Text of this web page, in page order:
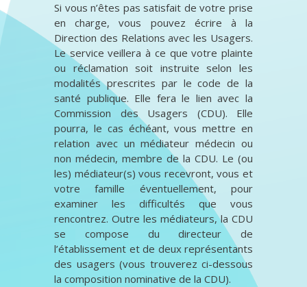
Si vous n’êtes pas satisfait de votre prise
en charge, vous pouvez écrire à la
Direction des Relations avec les Usagers.
Le service veillera à ce que votre plainte
ou réclamation soit instruite selon les
modalités prescrites par le code de la
santé publique. Elle fera le lien avec la
Commission des Usagers (CDU). Elle
pourra, le cas échéant, vous mettre en
relation avec un médiateur médecin ou
non médecin, membre de la CDU. Le (ou
les) médiateur(s) vous recevront, vous et
votre famille éventuellement, pour
examiner les difficultés que vous
rencontrez. Outre les médiateurs, la CDU
se compose du directeur de
l’établissement et de deux représentants
des usagers (vous trouverez ci-dessous
la composition nominative de la CDU).